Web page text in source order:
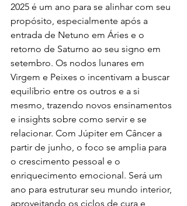
2025 é um ano para se alinhar com seu
propósito, especialmente após a
entrada de Netuno em Áries e o
retorno de Saturno ao seu signo em
setembro. Os nodos lunares em
Virgem e Peixes o incentivam a buscar
equilíbrio entre os outros e a si
mesmo, trazendo novos ensinamentos
e insights sobre como servir e se
relacionar. Com Júpiter em Câncer a
partir de junho, o foco se amplia para
o crescimento pessoal e o
enriquecimento emocional. Será um
ano para estruturar seu mundo interior,
aproveitando os ciclos de cura e